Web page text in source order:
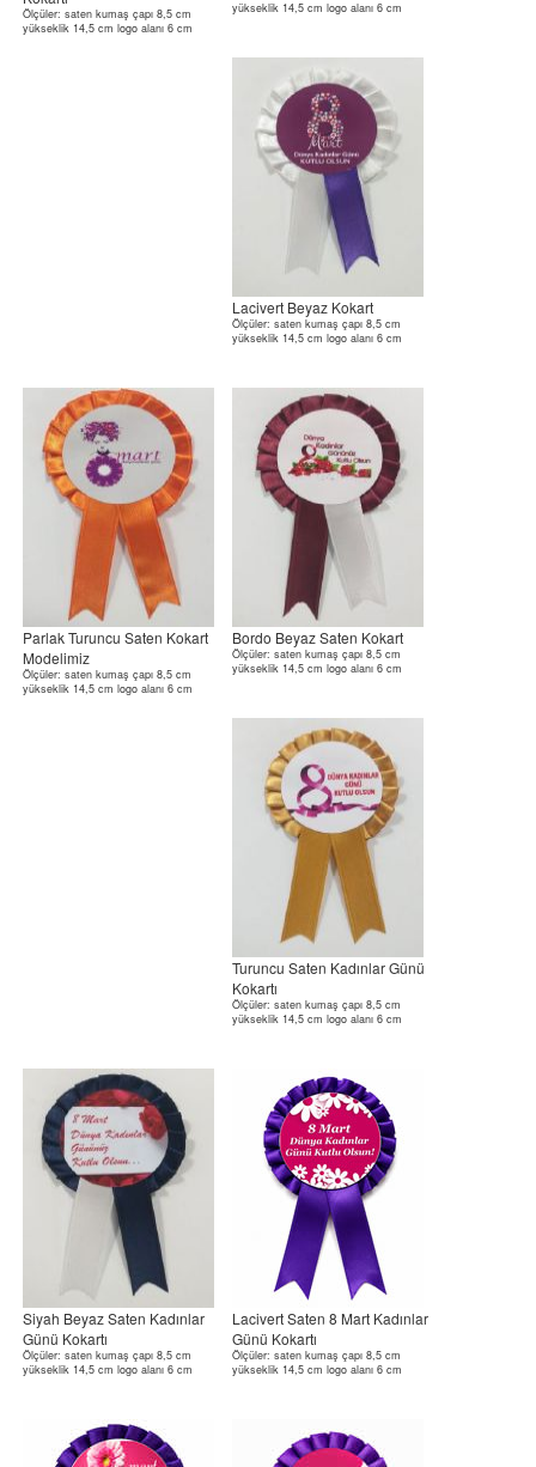
Ölçüler: saten kumaş çapı 8,5 cm
yükseklik 14,5 cm logo alanı 6 cm
yükseklik 14,5 cm logo alanı 6 cm
Lacivert Beyaz Kokart
Ölçüler: saten kumaş çapı 8,5 cm
yükseklik 14,5 cm logo alanı 6 cm
Parlak Turuncu Saten Kokart
Modelimiz
Ölçüler: saten kumaş çapı 8,5 cm
yükseklik 14,5 cm logo alanı 6 cm
Bordo Beyaz Saten Kokart
Ölçüler: saten kumaş çapı 8,5 cm
yükseklik 14,5 cm logo alanı 6 cm
Turuncu Saten Kadınlar Günü
Kokartı
Ölçüler: saten kumaş çapı 8,5 cm
yükseklik 14,5 cm logo alanı 6 cm
Siyah Beyaz Saten Kadınlar
Günü Kokartı
Ölçüler: saten kumaş çapı 8,5 cm
yükseklik 14,5 cm logo alanı 6 cm
Lacivert Saten 8 Mart Kadınlar
Günü Kokartı
Ölçüler: saten kumaş çapı 8,5 cm
yükseklik 14,5 cm logo alanı 6 cm